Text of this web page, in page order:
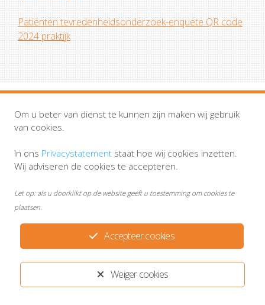
Patiënten tevredenheidsonderzoek-enquete QR code
2024 praktijk
Huisartsenpraktijk Smits & Van Alphen
Ontwikkeld door:Yardzorgsites.nl
Weiger cookies
Accepteer cookies
Om u beter van dienst te kunnen zijn maken wij gebruik
van cookies.
In ons Privacystatement staat hoe wij cookies inzetten.
Wij adviseren de cookies te accepteren.
Let op: als u doorklikt op de website geeft u toestemming om cookies te
plaatsen.